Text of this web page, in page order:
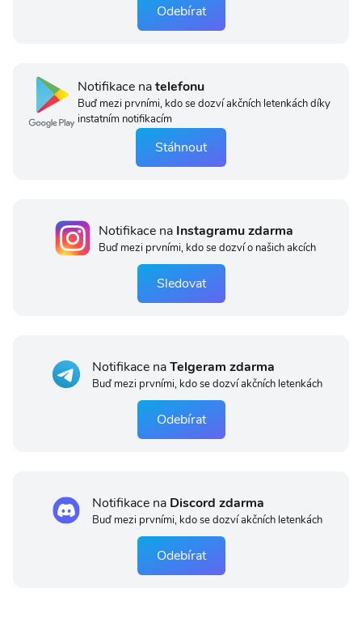
Odebírat
Notifikace natelefonu
Buď mezi prvními, kdo se dozví akčních letenkách díky
instatním notifikacím
Stáhnout
Notifikace na Instagramu zdarma
Buď mezi prvními, kdo se dozví o našich akcích
Sledovat
Notifikace naTelgeram zdarma
Buď mezi prvními, kdo se dozví akčních letenkách
Odebírat
Notifikace na Discord zdarma
Buď mezi prvními, kdo se dozví akčních letenkách
Odebírat